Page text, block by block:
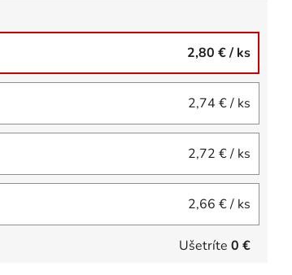
2,80 €/ ks
2,74 €/ ks
2,72 €/ ks
2,66 €/ ks
Ušetríte 0 €